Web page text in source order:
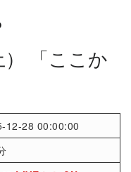
「ここか
12-28 00:00:00